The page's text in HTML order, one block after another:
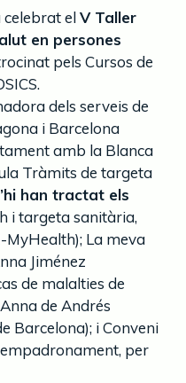
celebrat elV Taller
en persones
pels Cursos de
dels serveis de
i Barcelona
amb la Blanca
Tràmits de targeta
han tractat els
i targeta sanitària,
La meva
Jiménez
de malalties de
de Andrés
Barcelona); i Conveni
per